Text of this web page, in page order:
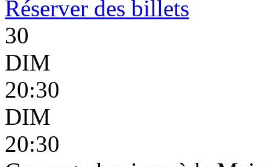
Réserver des billets
30
DIM
20:30
DIM
20:30